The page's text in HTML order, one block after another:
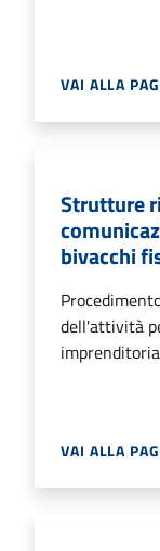
VAI ALLA
Strutture
bivacchi
dell'attività
VAI ALLA